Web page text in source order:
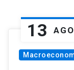
13 AGO